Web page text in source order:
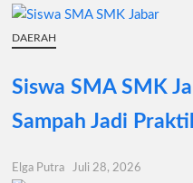
DAERAH
Siswa SMA SMK
Sampah Jadi
Elga Putra Juli 28, 2026